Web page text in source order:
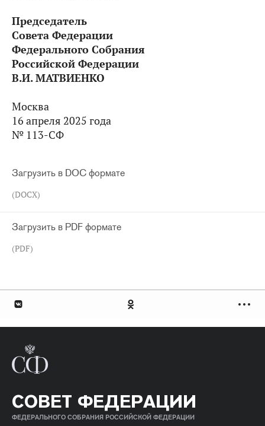
Председатель
Совета Федерации
Федерального Собрания
Российской Федерации
В.И. МАТВИЕНКО
Москва
16 апреля 2025 года
№ 113-СФ
Загрузить в DOC формате
(DOCX)
Загрузить в PDF формате
(PDF)
СОВЕТ ФЕДЕРАЦИИ
ФЕДЕРАЛЬНОГО СОБРАНИЯ РОССИЙСКОЙ ФЕДЕРАЦИИ